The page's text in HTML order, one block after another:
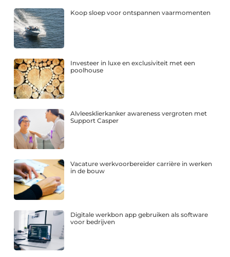
Koop sloep voor ontspannen vaarmomenten
Investeer in luxe en exclusiviteit met een
poolhouse
Alvleesklierkanker awareness vergroten met
Support Casper
Vacature werkvoorbereider carrière in werken
in de bouw
Digitale werkbon app gebruiken als software
voor bedrijven